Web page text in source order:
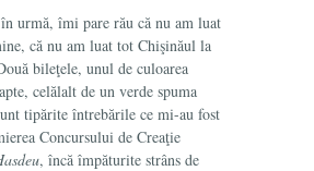
urmă, îmi pare rău că nu am luat
că nu am luat tot Chişinăul la
bileţele, unul de culoarea
celălalt de un verde spuma
tipărite întrebările ce mi-au fost
Concursului de Creaţie
, încă împăturite strâns de